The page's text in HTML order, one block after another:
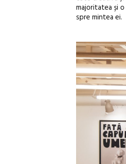
majoritatea și
spre mintea ei.